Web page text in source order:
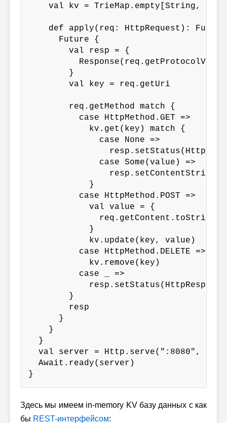
val kv = TrieMap.empty[String,
def apply(req: HttpRequest):
      Future {
        val resp = {
        }
        val key = req.getUri
        req.getMethod match {
          case HttpMethod.GET =>
            kv.get(key) match {
              case None =>
              case Some(value) =>
            }
          case HttpMethod.POST =>
            val value = {
            }
            kv.update(key, value)
          case HttpMethod.DELETE =>
            kv.remove(key)
          case _ =>
        }
        resp
      }
    }
  }
val server = Http.serve(":8080",
  Await.ready(server)
}
Здесь мы имеем in-memory KV базу данных с как
бы REST-интерфейсом: